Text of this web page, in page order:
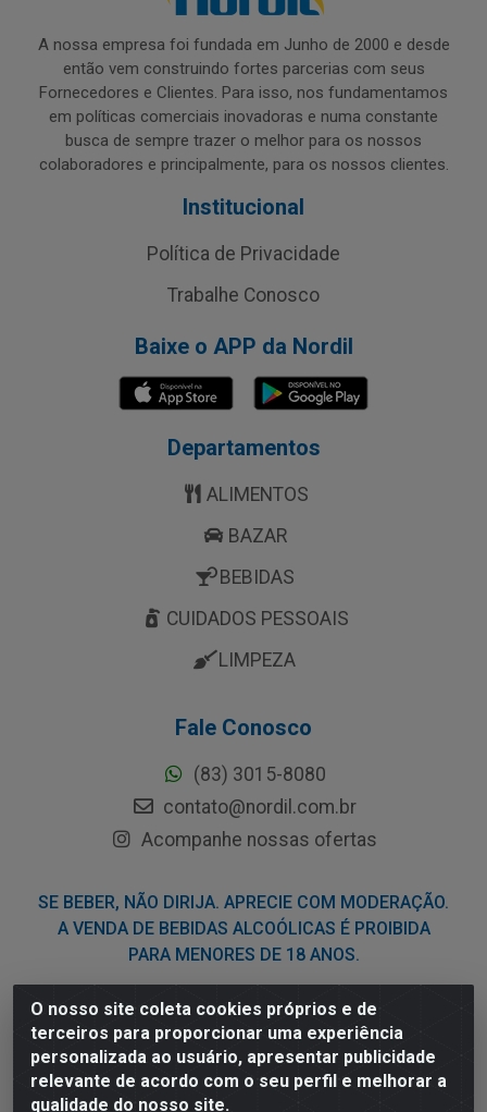
O nosso site coleta cookies próprios e de
terceiros para proporcionar uma experiência
personalizada ao usuário, apresentar publicidade
relevante de acordo com o seu perfil e melhorar a
qualidade do nosso site.
A nossa empresa foi fundada em Junho de 2000 e desde
então vem construindo fortes parcerias com seus
Fornecedores e Clientes. Para isso, nos fundamentamos
em políticas comerciais inovadoras e numa constante
busca de sempre trazer o melhor para os nossos
colaboradores e principalmente, para os nossos clientes.
Institucional
Política de Privacidade
Trabalhe Conosco
Baixe o APP da Nordil
Departamentos
ALIMENTOS
BAZAR
BEBIDAS
CUIDADOS PESSOAIS
LIMPEZA
Fale Conosco
(83) 3015-8080
contato@nordil.com.br
Acompanhe nossas ofertas
SE BEBER, NÃO DIRIJA. APRECIE COM MODERAÇÃO.
A VENDA DE BEBIDAS ALCOÓLICAS É PROIBIDA
PARA MENORES DE 18 ANOS.
Nordil Distribuidora - Avenida Liberdade, 2738, Bloco F -
Sesi - Bayeux/PB - CEP 58.111-400 - CNPJ
03.775.813/0001-41